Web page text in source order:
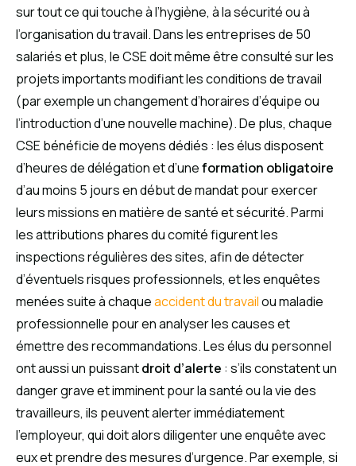
sur tout ce qui touche à l’hygiène, à la sécurité ou à
l’organisation du travail. Dans les entreprises de 50
salariés et plus, le CSE doit même être consulté sur les
projets importants modifiant les conditions de travail
(par exemple un changement d’horaires d’équipe ou
l’introduction d’une nouvelle machine). De plus, chaque
CSE bénéficie de moyens dédiés : les élus disposent
d’heures de délégation et d’uneformation obligatoire
d’au moins 5 jours en début de mandat pour exercer
leurs missions en matière de santé et sécurité. Parmi
les attributions phares du comité figurent les
inspections régulières des sites, afin de détecter
d’éventuels risques professionnels, et les enquêtes
menées suite à chaqueaccident du travailou maladie
professionnelle pour en analyser les causes et
émettre des recommandations. Les élus du personnel
ont aussi un puissantdroit d’alerte : s’ils constatent un
danger grave et imminent pour la santé ou la vie des
travailleurs, ils peuvent alerter immédiatement
l’employeur, qui doit alors diligenter une enquête avec
eux et prendre des mesures d’urgence. Par exemple, si